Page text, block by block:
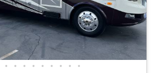
• • • • • • • • •